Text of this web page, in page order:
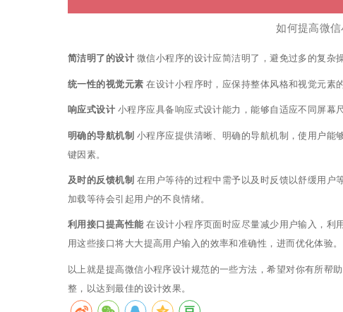
如何提高微
简洁明了的设计 微信小程序的设计应简洁明了，避免过多的复杂
统一性的视觉元素 在设计小程序时，应保持整体风格和视觉元素
响应式设计 小程序应具备响应式设计能力，能够自适应不同屏幕
明确的导航机制 小程序应提供清晰、明确的导航机制，使用户能
键因素。
及时的反馈机制 在用户等待的过程中需予以及时反馈以舒缓用户
加载等待会引起用户的不良情绪。
利用接口提高性能 在设计小程序页面时应尽量减少用户输入，利
用这些接口将大大提高用户输入的效率和准确性，进而优化体验。
以上就是提高微信小程序设计规范的一些方法，希望对你有所帮
整，以达到最佳的设计效果。